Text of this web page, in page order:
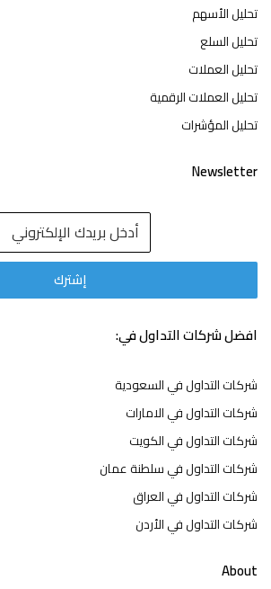
تحليل الأسهم
تحليل السلع
تحليل العملات
تحليل العملات الرقمية
تحليل المؤشرات
Newsletter
افضل شركات التداول في:
شركات التداول في السعودية
شركات التداول في الامارات
شركات التداول في الكويت
شركات التداول في سلطنة عمان
شركات التداول في العراق
شركات التداول في الأردن
About